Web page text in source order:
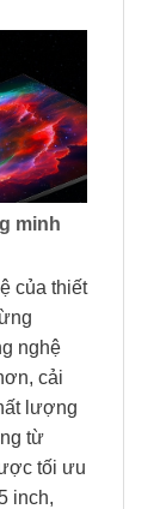
minh
của thiết
nghệ
cải
lượng
từ
tối ưu
inch,